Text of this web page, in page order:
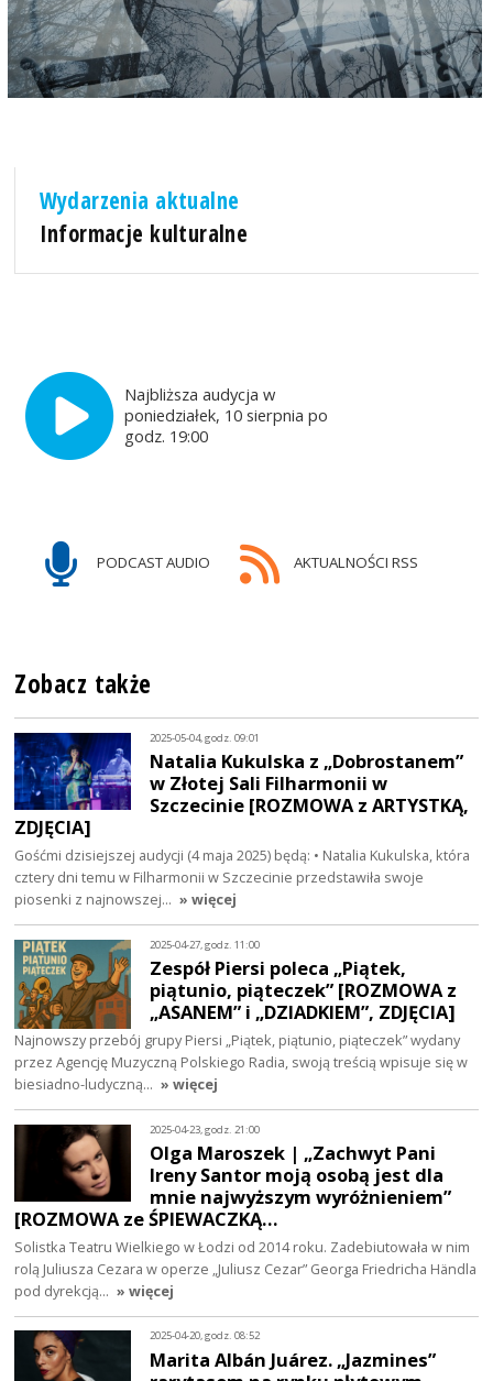
Wydarzenia aktualne
Informacje kulturalne
Najbliższa audycja w
poniedziałek, 10 sierpnia po
godz. 19:00
PODCAST AUDIO AKTUALNOŚCI RSS
Zobacz także
2025-05-04, godz. 09:01
Natalia Kukulska z „Dobrostanem”
w Złotej Sali Filharmonii w
Szczecinie [ROZMOWA z ARTYSTKĄ,
ZDJĘCIA]
Gośćmi dzisiejszej audycji (4 maja 2025) będą: • Natalia Kukulska, która
cztery dni temu w Filharmonii w Szczecinie przedstawiła swoje
piosenki z najnowszej… » więcej
2025-04-27, godz. 11:00
Zespół Piersi poleca „Piątek,
piątunio, piąteczek” [ROZMOWA z
„ASANEM” i „DZIADKIEM”, ZDJĘCIA]
Najnowszy przebój grupy Piersi „Piątek, piątunio, piąteczek” wydany
przez Agencję Muzyczną Polskiego Radia, swoją treścią wpisuje się w
biesiadno-ludyczną… » więcej
2025-04-23, godz. 21:00
Olga Maroszek | „Zachwyt Pani
Ireny Santor moją osobą jest dla
mnie najwyższym wyróżnieniem”
[ROZMOWA ze ŚPIEWACZKĄ…
Solistka Teatru Wielkiego w Łodzi od 2014 roku. Zadebiutowała w nim
rolą Juliusza Cezara w operze „Juliusz Cezar” Georga Friedricha Händla
pod dyrekcją… » więcej
2025-04-20, godz. 08:52
Marita Albán Juárez. „Jazmines”